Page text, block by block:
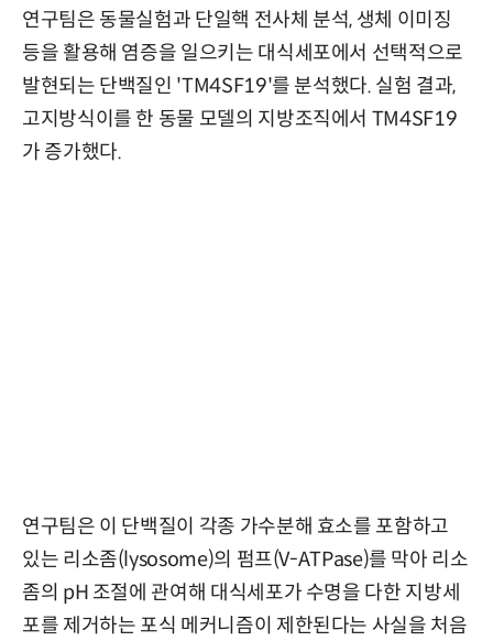
연구팀은 동물실험과 단일핵 전사체 분석, 생체 이미징
등을 활용해 염증을 일으키는 대식세포에서 선택적으로
발현되는 단백질인 'TM4SF19'를 분석했다. 실험 결과,
고지방식이를 한 동물 모델의 지방조직에서 TM4SF19
가 증가했다.
연구팀은 이 단백질이 각종 가수분해 효소를 포함하고
있는 리소좀(lysosome)의 펌프(V-ATPase)를 막아 리소
좀의 pH 조절에 관여해 대식세포가 수명을 다한 지방세
포를 제거하는 포식 메커니즘이 제한된다는 사실을 처음